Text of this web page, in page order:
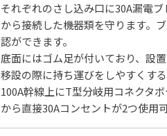
それぞれのさし込み口に30A漏電
から接続した機器類を守ります。
認ができます。
底面にはゴム足が付いており、設
移設の際に持ち運びをしやすくす
100A幹線上にT型分岐用コネクタ
から直接30Aコンセントが2つ使用